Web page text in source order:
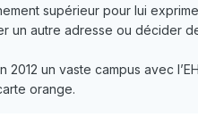
supérieur pour lui
un autre adresse ou décider
un vaste campus avec
orange.